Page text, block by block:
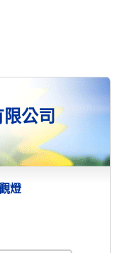
公司
燈